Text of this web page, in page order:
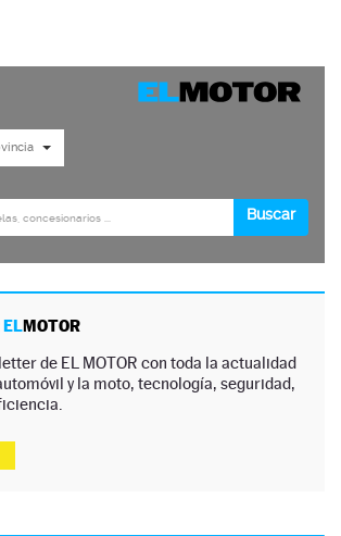
ELMOTOR
de EL MOTOR con toda la actualidad
y la moto, tecnología, seguridad,